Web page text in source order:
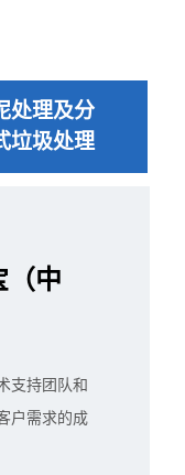
处理及分
垃圾处理
中
支持团队和
户需求的成